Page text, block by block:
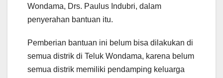
Wondama, Drs. Paulus Indubri, dalam
penyerahan bantuan itu.
Pemberian bantuan ini belum bisa dilakukan di
semua distrik di Teluk Wondama, karena belum
semua distrik memiliki pendamping keluarga